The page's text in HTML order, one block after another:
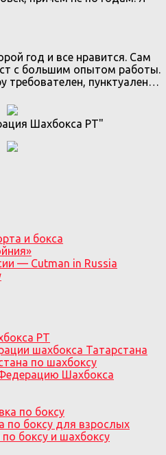
год и все нравится. Сам
с большим опытом работы.
требователен, пунктуален…
Шахбокса РТ"
и бокса
— Cutman in Russia
РТ
шахбокса Татарстана
по шахбоксу
Шахбокса
по боксу
по боксу для взрослых
по боксу и шахбоксу